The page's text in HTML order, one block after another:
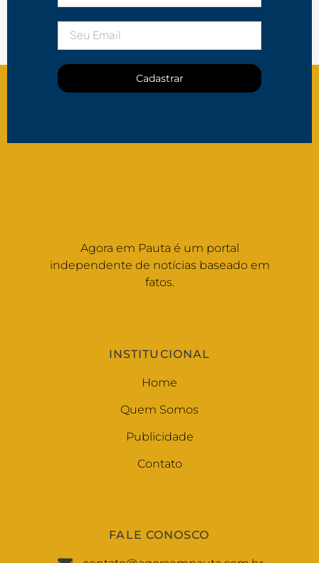
Cadastrar
Agora em Pauta é um portal
independente de notícias baseado em
fatos.
INSTITUCIONAL
Home
Quem Somos
Publicidade
Contato
FALE CONOSCO